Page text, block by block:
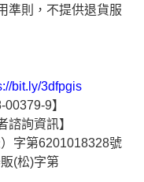
準則，不提供退貨服
bit.ly/3dfpgis
9】
諮詢資訊】
字第6201018328號
(松)字第